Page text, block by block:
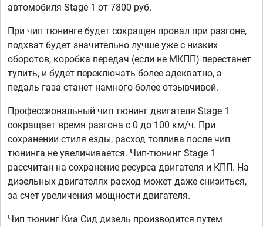
автомобиля Stage 1 от 7800 руб.
При чип тюнинге будет сокращен провал при разгоне,
подхват будет значительно лучше уже с низких
оборотов, коробка передач (если не МКПП) перестанет
тупить, и будет переключать более адекватно, а
педаль газа станет намного более отзывчивой.
Профессиональный чип тюнинг двигателя Stage 1
сокращает время разгона с 0 до 100 км/ч. При
сохранении стиля езды, расход топлива после чип
тюнинга не увеличивается. Чип-тюнинг Stage 1
рассчитан на сохранение ресурса двигателя и КПП. На
дизельных двигателях расход может даже снизиться,
за счет увеличения мощности двигателя.
Чип тюнинг Киа Сид дизель производится путем